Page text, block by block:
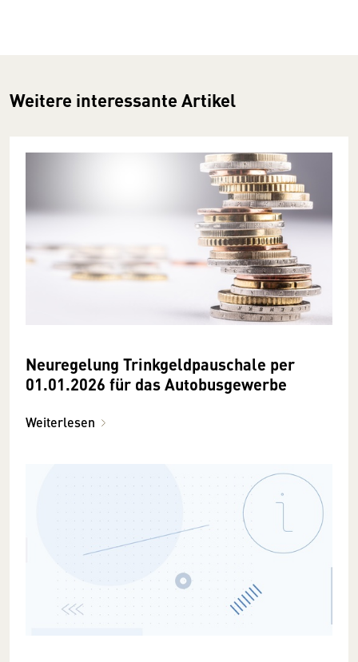
Weitere interessante Artikel
Neuregelung Trinkgeldpauschale per
01.01.2026 für das Autobusgewerbe
Weiterlesen